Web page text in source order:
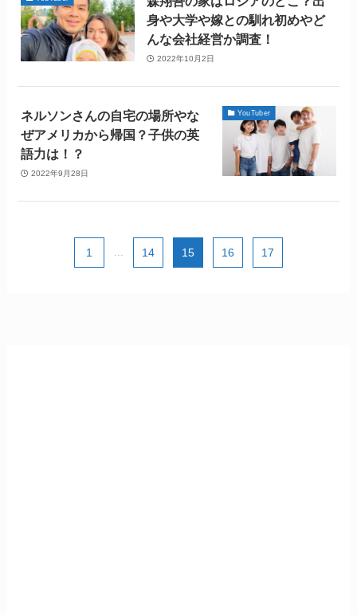
身や大学や嫁との馴れ初めやど
んな会社経営か調査！
2022年10月2日
YouTuber
ネルソンさんの自宅の場所やな
ぜアメリカから帰国？子供の英
語力は！？
2022年9月28日
1 14 15 16 17